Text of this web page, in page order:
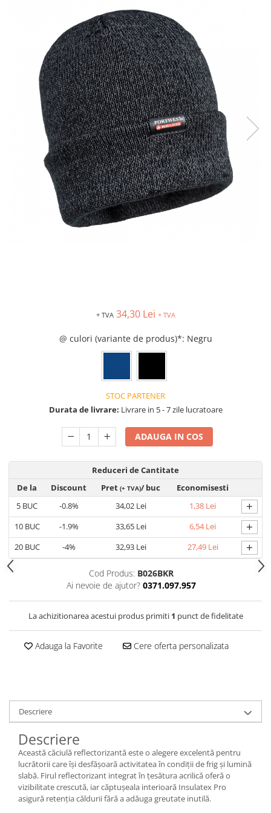
Costume | Combinezoane
Impermeabile
Pantaloni Impermeabili
Pelerine | Jachete Impermeabile
Imbracaminte TERMOIZOLANTĂ
Jachete Termoizolante
Pantaloni Termoizolanti
Costume | Combinezoane
Termoizolante
Veste Termoizolante
Îmbrăcăminte REFLECTORIZANTĂ
Jachete reflectorizante (HI-VIS)
Pantaloni si salopete reflectorizante
Fesuri, capisoane si sepci
reflectorizante (HI-VIS)
Îmbrăcăminte ANTICHIMICĂ |
Costume | Combinezoane
Halate | Sorturi Antichimice |
Jachete | Bluze Antichimice |
Pantaloni Antichimici | Multirisc
Îmbrăcăminte IGNIFUGĂ (ANTI-
FLACĂRĂ)
Jambiere Ignifuge
Cagule | Capisoane Ignifuge
Costume | Combinezoane Ignifuge
Jachete| Bluze Ignifuge
Mânecuțe Ignifuge
Pantaloni Ignifugi
Sorturi ignifuge
ÎNCĂLȚĂMINTE
Pantofi de lucru O1
Pantofi de lucru O2
Pantofi de protecție S1
Pantofi de protecție OB
Pantofi de protecție SB
Pantofi de protecție S1P
Pantofi de protecție S2
+ TVA 34,30 Lei + TVA
@ culori (variante de produs)*: Negru
STOC PARTENER
Durata de livrare: Livrare in 5 - 7 zile lucratoare
ADAUGA IN COS
Reduceri de Cantitate
De la
Discount Pret (+ TVA)/ buc
Economisesti
5 BUC -0.8% 34,02 Lei 1,38 Lei +
10BUC -1.9% 33,65 Lei 6,54 Lei +
20BUC -4% 32,93 Lei 27,49 Lei +
Cod Produs: B026BKR
Ai nevoie de ajutor? 0371.097.957
La achizitionarea acestui produs primiti 1 punct de fidelitate
Adauga la Favorite Cere oferta personalizata
Descriere
Descriere
Această căciulă reflectorizantă este o alegere excelentă pentru
lucrătorii care își desfășoară activitatea în condiții de frig și lumină
slabă. Firul reflectorizant integrat în țesătura acrilică oferă o
vizibilitate crescută, iar căptușeala interioară Insulatex Pro
asigură retenția căldurii fără a adăuga greutate inutilă.